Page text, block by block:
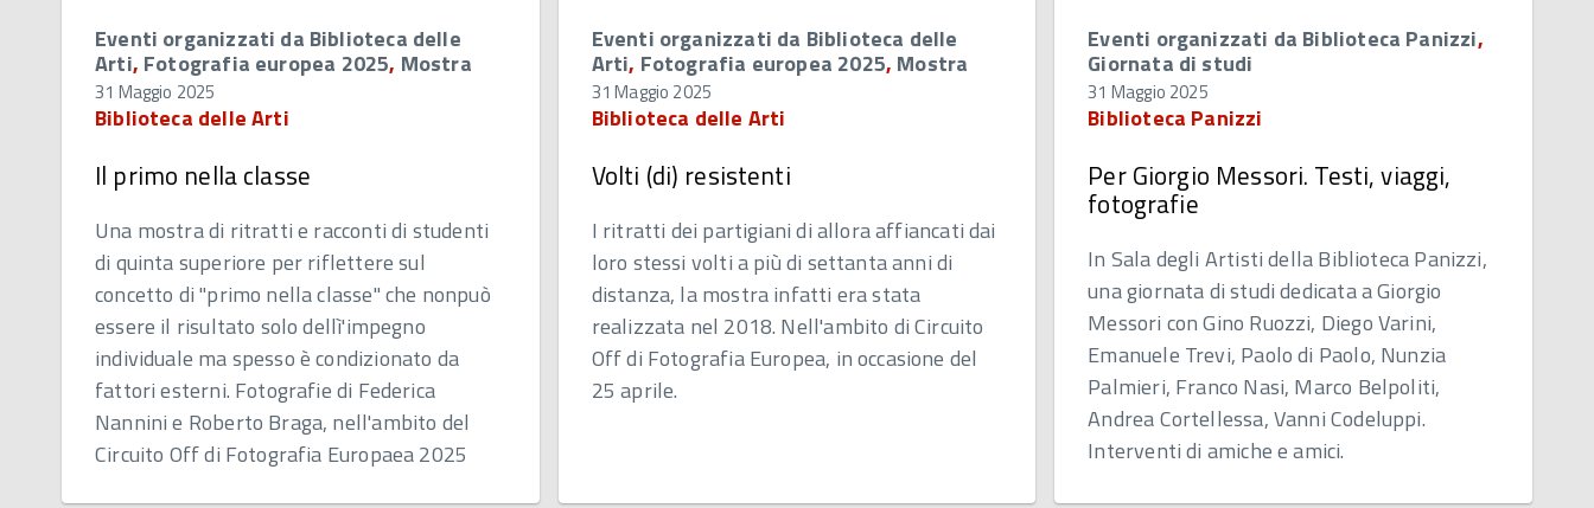
Eventi organizzati da Biblioteca delle
Arti, Fotografia europea 2025, Mostra
31 Maggio 2025
Biblioteca delle Arti
Il primo nella classe
Una mostra di ritratti e racconti di studenti
di quinta superiore per riflettere sul
concetto di "primo nella classe" che nonpuò
essere il risultato solo dellì'impegno
individuale ma spesso è condizionato da
fattori esterni. Fotografie di Federica
Nannini e Roberto Braga, nell'ambito del
Circuito Off di Fotografia Europaea 2025
Eventi organizzati da Biblioteca delle
Arti, Fotografia europea 2025, Mostra
31 Maggio 2025
Biblioteca delle Arti
Volti (di) resistenti
I ritratti dei partigiani di allora affiancati dai
loro stessi volti a più di settanta anni di
distanza, la mostra infatti era stata
realizzata nel 2018. Nell'ambito di Circuito
Off di Fotografia Europea, in occasione del
25 aprile.
Eventi organizzati da Biblioteca Panizzi,
Giornata di studi
31 Maggio 2025
Biblioteca Panizzi
Per Giorgio Messori. Testi, viaggi,
fotografie
In Sala degli Artisti della Biblioteca Panizzi,
una giornata di studi dedicata a Giorgio
Messori con Gino Ruozzi, Diego Varini,
Emanuele Trevi, Paolo di Paolo, Nunzia
Palmieri, Franco Nasi, Marco Belpoliti,
Andrea Cortellessa, Vanni Codeluppi.
Interventi di amiche e amici.